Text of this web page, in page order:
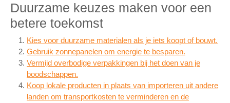
Duurzame keuzes maken voor een
betere toekomst
Kies voor duurzame materialen als je iets koopt of bouwt.
Gebruik zonnepanelen om energie te besparen.
Vermijd overbodige verpakkingen bij het doen van je
boodschappen.
Koop lokale producten in plaats van importeren uit andere
landen om transportkosten te verminderen en de